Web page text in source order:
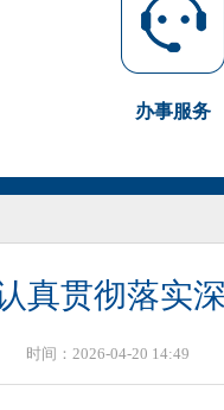
办事服务
贯彻落实
间：2026-04-20 14:49